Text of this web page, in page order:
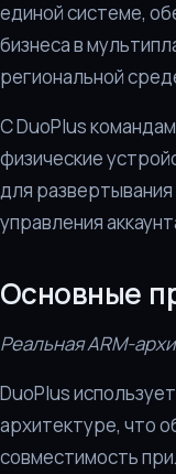
единой системе,
бизнеса в
региональной
С DuoPlus
физические
для
управления
Основные
Реальная ARM-
DuoPlus
архитектуре, что
совместимость